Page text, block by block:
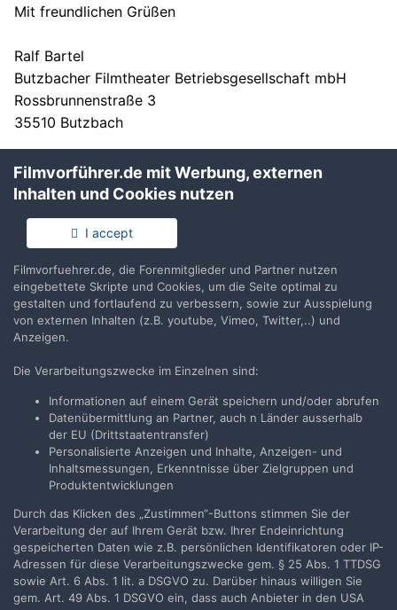
Mit freundlichen Grüßen
Ralf Bartel
Butzbacher Filmtheater Betriebsgesellschaft mbH
Rossbrunnenstraße 3
35510 Butzbach
Website: www.kino-butzbach.de
E-Mail: office@kino-butzbach.de
Teilen Folgen
Zur Themenübersicht
Filmvorführer.de via Google durchsuchen:
Nutzungsbedingungen
Realisierung: IN-Solution
Powered by Invision Community
Filmvorführer.de mit Werbung, externen
Inhalten und Cookies nutzen
I accept
Filmvorfuehrer.de, die Forenmitglieder und Partner nutzen
eingebettete Skripte und Cookies, um die Seite optimal zu
gestalten und fortlaufend zu verbessern, sowie zur Ausspielung
von externen Inhalten (z.B. youtube, Vimeo, Twitter,..) und
Anzeigen.
Die Verarbeitungszwecke im Einzelnen sind:
Informationen auf einem Gerät speichern und/oder abrufen
Datenübermittlung an Partner, auch n Länder ausserhalb
der EU (Drittstaatentransfer)
Personalisierte Anzeigen und Inhalte, Anzeigen- und
Inhaltsmessungen, Erkenntnisse über Zielgruppen und
Produktentwicklungen
Durch das Klicken des „Zustimmen“-Buttons stimmen Sie der
Verarbeitung der auf Ihrem Gerät bzw. Ihrer Endeinrichtung
gespeicherten Daten wie z.B. persönlichen Identifikatoren oder IP-
Adressen für diese Verarbeitungszwecke gem. § 25 Abs. 1 TTDSG
sowie Art. 6 Abs. 1 lit. a DSGVO zu. Darüber hinaus willigen Sie
gem. Art. 49 Abs. 1 DSGVO ein, dass auch Anbieter in den USA